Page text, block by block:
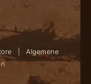
Algemene